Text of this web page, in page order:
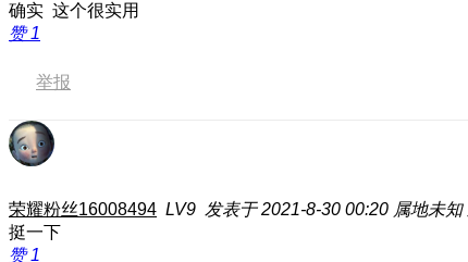
确实 这个很实用
赞1
举报
荣耀粉丝16008494 LV9 发表于 2021-8-30 00:20 属地未知
挺一下
赞1